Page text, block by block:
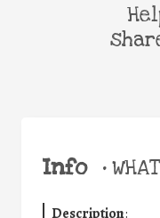
Info •
Description: